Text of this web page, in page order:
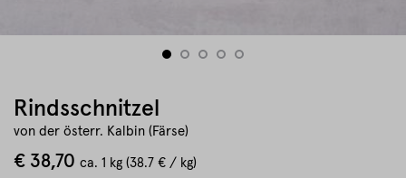
Rindsschnitzel
von der österr. Kalbin (Färse)
€ 38,70 ca. 1 kg (38.7 € / kg)